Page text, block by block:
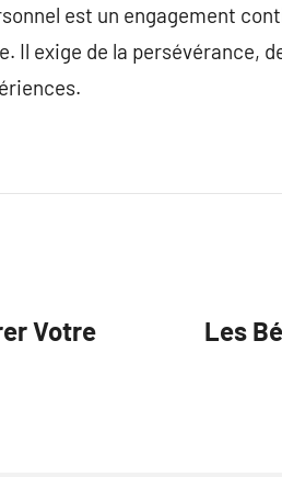
est un engagement
Il exige de la persévérance,
Votre
Les